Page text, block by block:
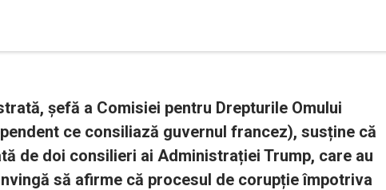
șefă a Comisiei pentru Drepturile Omului
ce consiliază guvernul francez), susține că
de doi consilieri ai Administrației Trump, care au
să afirme că procesul de corupție împotriva